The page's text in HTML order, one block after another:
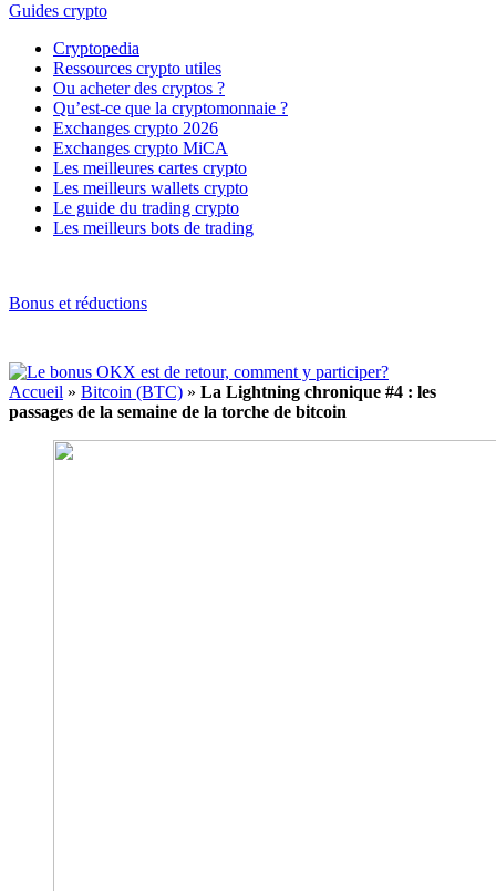
Guides crypto
Cryptopedia
Ressources crypto utiles
Ou acheter des cryptos ?
Qu’est-ce que la cryptomonnaie ?
Exchanges crypto 2026
Exchanges crypto MiCA
Les meilleures cartes crypto
Les meilleurs wallets crypto
Le guide du trading crypto
Les meilleurs bots de trading
Bonus et réductions
Accueil » Bitcoin (BTC) » La Lightning chronique #4 : les
passages de la semaine de la torche de bitcoin